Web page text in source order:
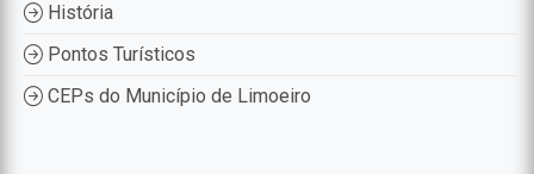
História
Pontos Turísticos
CEPs do Município de Limoeiro